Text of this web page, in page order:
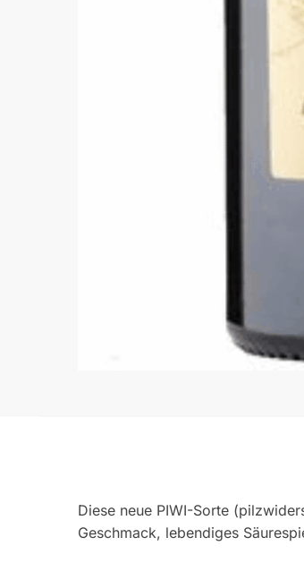
Diese neue PIWI-Sorte
Geschmack, lebendiges